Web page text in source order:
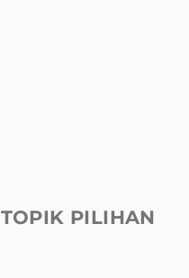
TOPIK PILIHAN